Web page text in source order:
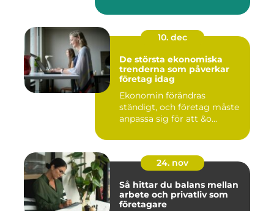
10. dec
De största ekonomiska
trenderna som påverkar
företag idag
Ekonomin förändras
ständigt, och företag måste
anpassa sig för att &o...
24. nov
Så hittar du balans mellan
arbete och privatliv som
företagare